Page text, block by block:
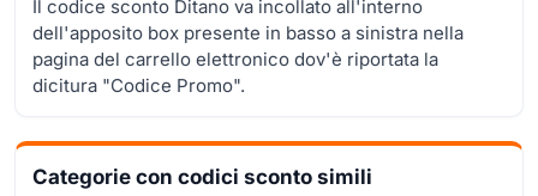
Il codice sconto Ditano va incollato all'interno
dell'apposito box presente in basso a sinistra nella
pagina del carrello elettronico dov'è riportata la
dicitura "Codice Promo".
Categorie con codici sconto simili